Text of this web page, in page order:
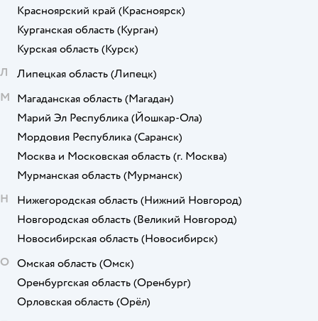
Красноярский край (Красноярск)
Курганская область (Курган)
Курская область (Курск)
Л
Липецкая область (Липецк)
М Магаданская область (Магадан)
Марий Эл Республика (Йошкар-Ола)
Мордовия Республика (Саранск)
Москва и Московская область (г. Москва)
Мурманская область (Мурманск)
Н
Нижегородская область (Нижний Новгород)
Новгородская область (Великий Новгород)
Новосибирская область (Новосибирск)
О Омская область (Омск)
Оренбургская область (Оренбург)
Орловская область (Орёл)